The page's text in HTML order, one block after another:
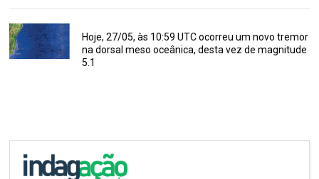
Hoje, 27/05, às 10:59 UTC ocorreu um novo tremor
na dorsal meso oceânica, desta vez de magnitude
5.1